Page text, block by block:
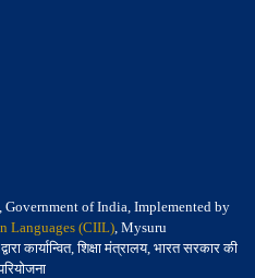
, Government of India, Implemented by
Languages (CIIL), Mysuru
कार्यान्वित, शिक्षा मंत्रालय, भारत सरकार की